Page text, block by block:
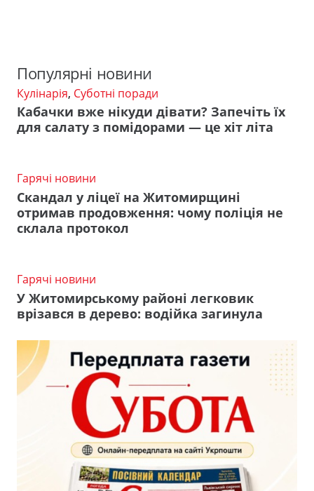
Популярні новини
Кулінарія, Суботні поради
Кабачки вже нікуди дівати? Запечіть їх
для салату з помідорами — це хіт літа
Гарячі новини
Скандал у ліцеї на Житомирщині
отримав продовження: чому поліція не
склала протокол
Гарячі новини
У Житомирському районі легковик
врізався в дерево: водійка загинула